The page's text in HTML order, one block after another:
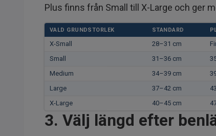
Plus finns från Small till X-Large och ger
VALD GRUNDSTORLEK STANDARD
X-Small 28–31 cm
Small
31–36 cm
Medium
34–39 cm
Large
37–42 cm
X-Large
40–45 cm
3. Välj längd efter